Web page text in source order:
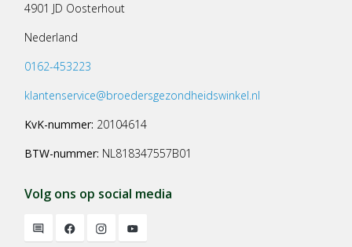
4901 JD Oosterhout
Nederland
0162-453223
klantenservice@broedersgezondheidswinkel.nl
KvK-nummer: 20104614
BTW-nummer: NL818347557B01
Volg ons op social media